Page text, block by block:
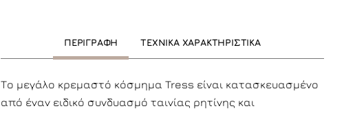
ΠΕΡΙΓΡΑΦΗ ΤΕΧΝΙΚΑ ΧΑΡΑΚΤΗΡΙΣΤΙΚΑ
Το μεγάλο κρεμαστό κόσμημα Tress είναι κατασκευασμένο
από έναν ειδικό συνδυασμό ταινίας ρητίνης και